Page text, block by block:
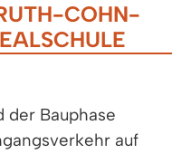
COHN-
der Bauphase
auf